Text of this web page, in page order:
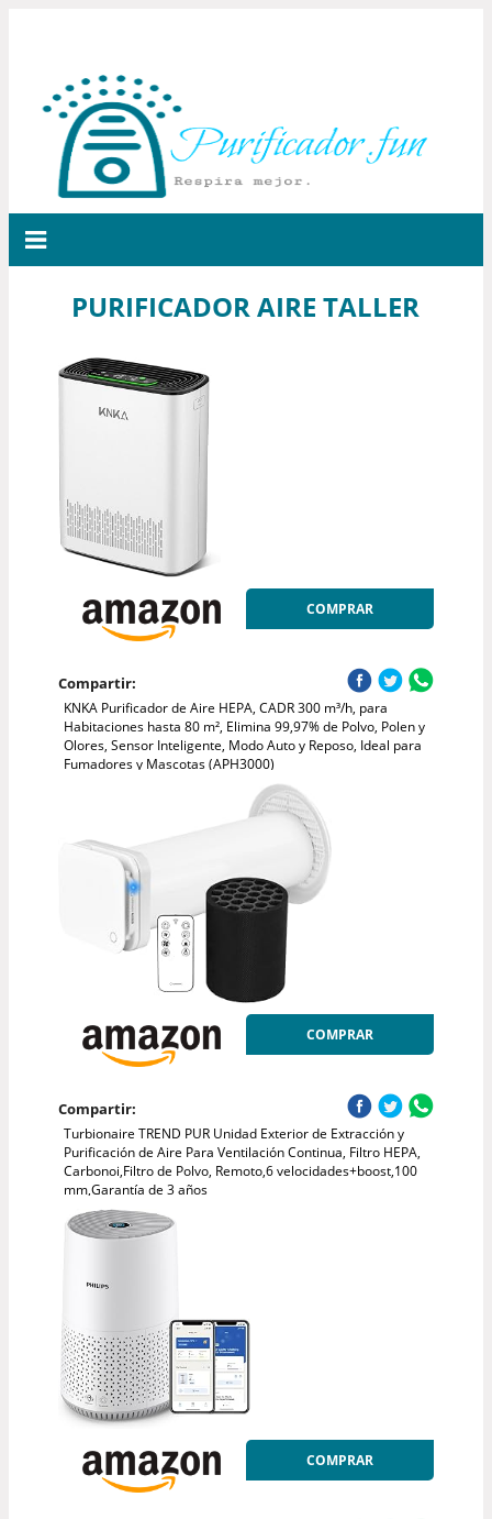
PURIFICADOR AIRE TALLER
COMPRAR
Compartir:
KNKA Purificador de Aire HEPA, CADR 300 m³/h, para
Habitaciones hasta 80 m², Elimina 99,97% de Polvo, Polen y
Olores, Sensor Inteligente, Modo Auto y Reposo, Ideal para
Fumadores y Mascotas (APH3000)
COMPRAR
Compartir:
Turbionaire TREND PUR Unidad Exterior de Extracción y
Purificación de Aire Para Ventilación Continua, Filtro HEPA,
Carbonoi,Filtro de Polvo, Remoto,6 velocidades+boost,100
mm,Garantía de 3 años
COMPRAR